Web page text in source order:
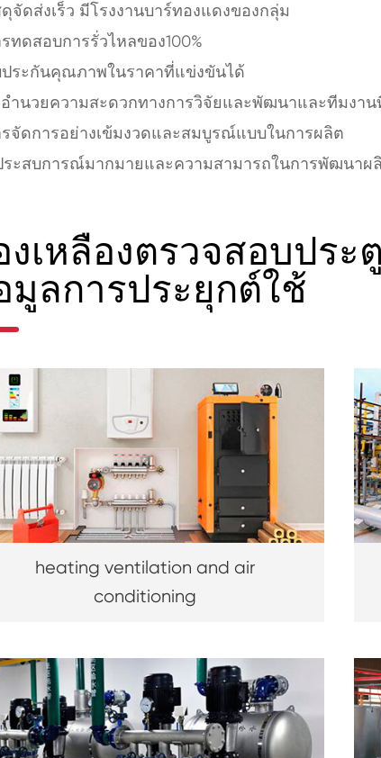
จัดส่งเร็ว มีโรงงานบาร์ทองแดงของกลุ่ม
ทดสอบการรั่วไหลของ100%
ประกันคุณภาพในราคาที่แข่งขันได้
ำนวยความสะดวกทางการวิจัยและพัฒนาและทีมงาน
จัดการอย่างเข้มงวดและสมบูรณ์แบบในการผลิต
ระสบการณ์มากมายและความสามารถในการพัฒนา
เหลืองตรวจสอบประ
มูลการประยุกต์ใช้
heating ventilation and air
conditioning